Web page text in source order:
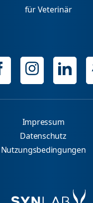
für Veterinär
Impressum
Datenschutz
Nutzungsbedingungen